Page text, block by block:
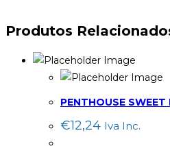
Produtos
PENTHOUSE SWEET
€12,24 Iva Inc.